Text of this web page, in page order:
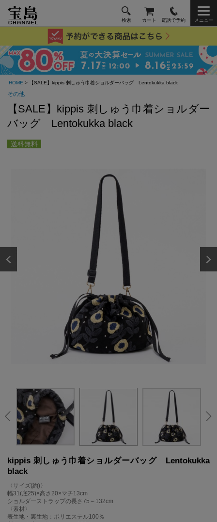
検索 カート 電話で予約 メニュー
HOME > 【SALE】kippis 刺しゅう巾着ショルダーバッグ Lentokukka black
その他
【SALE】kippis 刺しゅう巾着ショルダー
バッグ Lentokukka black
送料無料
kippis 刺しゅう巾着ショルダーバッグ Lentokukka
black
〈サイズ(約)〉
幅31(底25)×高さ20×マチ13cm
ショルダーストラップの長さ75～132cm
〈素材〉
表生地・裏生地：ポリエステル100％